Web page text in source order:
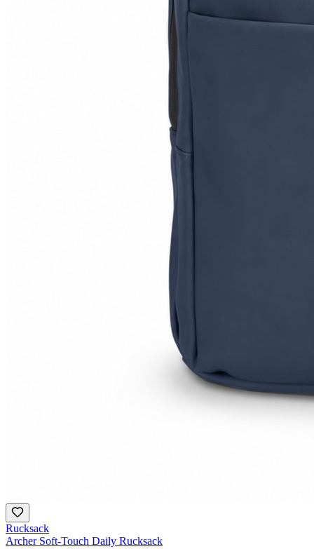
Rucksack
Archer Soft-Touch Daily Rucksack